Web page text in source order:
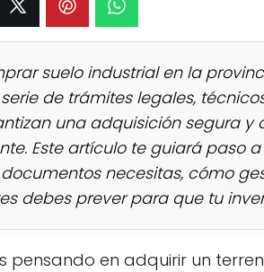
suelo industrial en la
de trámites legales,
una adquisición segura y
Este artículo te guiará paso
necesitas, cómo
debes prever para que tu
pensando en adquirir un